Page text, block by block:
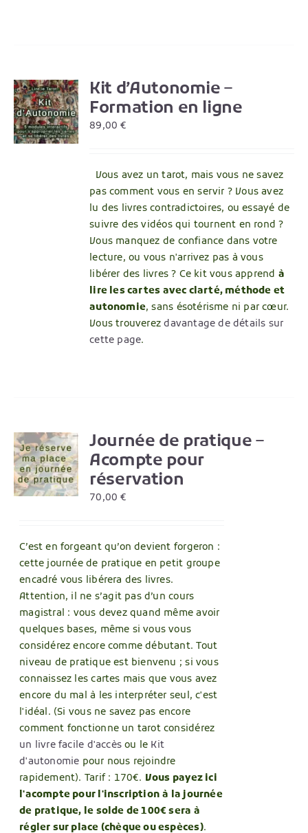
Kit d’Autonomie –
Formation en ligne
89,00€
Vous avez un tarot, mais vous ne savez
pas comment vous en servir ? Vous avez
lu des livres contradictoires, ou essayé de
suivre des vidéos qui tournent en rond ?
Vous manquez de confiance dans votre
lecture, ou vous n'arrivez pas à vous
libérer des livres ? Ce kit vous apprend à
lire les cartes avec clarté, méthode et
autonomie, sans ésotérisme ni par cœur.
Vous trouverezdavantage de détails sur
cette page.
Journée de pratique –
Acompte pour
réservation
70,00€
C’est en forgeant qu’on devient forgeron :
cette journée de pratique en petit groupe
encadré vous libérera des livres.
Attention, il ne s’agit pas d’un cours
magistral : vous devez quand même avoir
quelques bases, même si vous vous
considérez encore comme débutant. Tout
niveau de pratique est bienvenu ; si vous
connaissez les cartes mais que vous avez
encore du mal à les interpréter seul, c'est
l'idéal. (Si vous ne savez pas encore
comment fonctionne un tarot considérez
un livre facile d'accès ou le Kit
d'autonomie pour nous rejoindre
rapidement). Tarif : 170€. Vous payez ici
l'acompte pour l'inscription à la journée
de pratique, le solde de 100€ sera à
régler sur place (chèque ou espèces).